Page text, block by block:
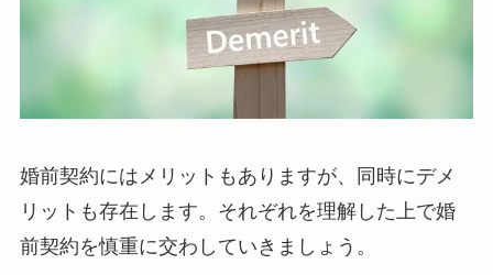
婚前契約にはメリットもありますが、同時にデメ
リットも存在します。それぞれを理解した上で婚
前契約を慎重に交わしていきましょう。